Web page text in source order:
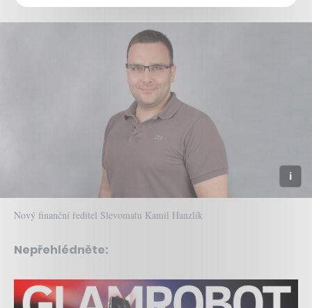
Nový finanční ředitel Slevomatu Kamil Hanzlík
Nepřehlédněte: